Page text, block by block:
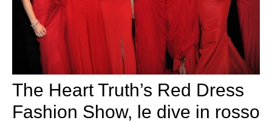
The Heart Truth’s Red Dress
Fashion Show, le dive in rosso